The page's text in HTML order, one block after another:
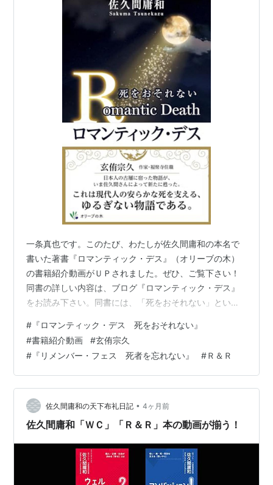
一条真也です。このたび、わたしが佐久間庸和の本名で
書いた著書『ロマンティック・デス』（オリーブの木）
の書籍紹介動画がＵＰされました。ぜひ、ご覧下さい！
同書の詳しい内容は、ブログ『ロマンティック・デス』
をお読み下さい。同書には、「死をおそれない」という
日に刊行されました。帯には、作家・福聚寺住職の玄侑
宗久先生の「日本人の古層に宿った物語が、いま佐久間
さんによって新たに甦った。これは現代人の安らかな死
を支える、ゆるぎない物語である。」と書かれていま
す。ありがたいことです。 ロマンティック・デス 作者:
佐久間庸和 オリーブの木 Amazon ＊よろ…
# 『ロマンティック・デス 死をおそれない』
#書籍紹介動画 #玄侑宗久
# 『リメンバー・フェス 死者を忘れない』 #Ｒ＆Ｒ
佐久間庸和の天下布礼日記 • 4ヶ月前
佐久間庸和「ＷＣ」「Ｒ＆Ｒ」本の動画が揃う！